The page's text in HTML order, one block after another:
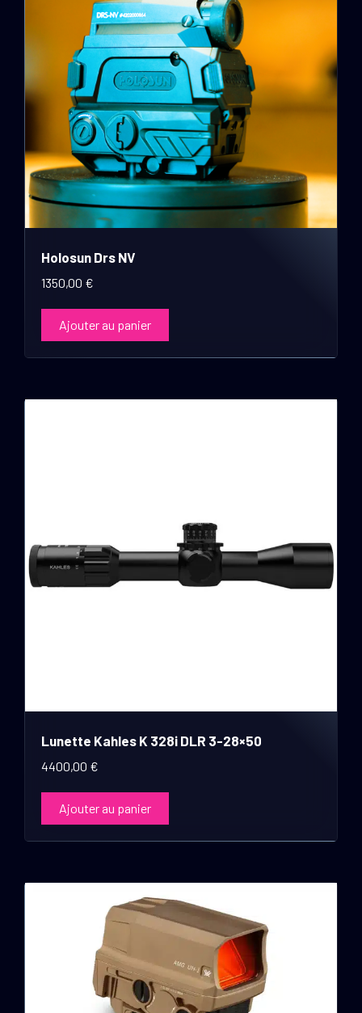
Holosun Drs NV
1350,00 €
Ajouter au panier
Lunette Kahles K 328i DLR 3-28×50
4400,00 €
Ajouter au panier